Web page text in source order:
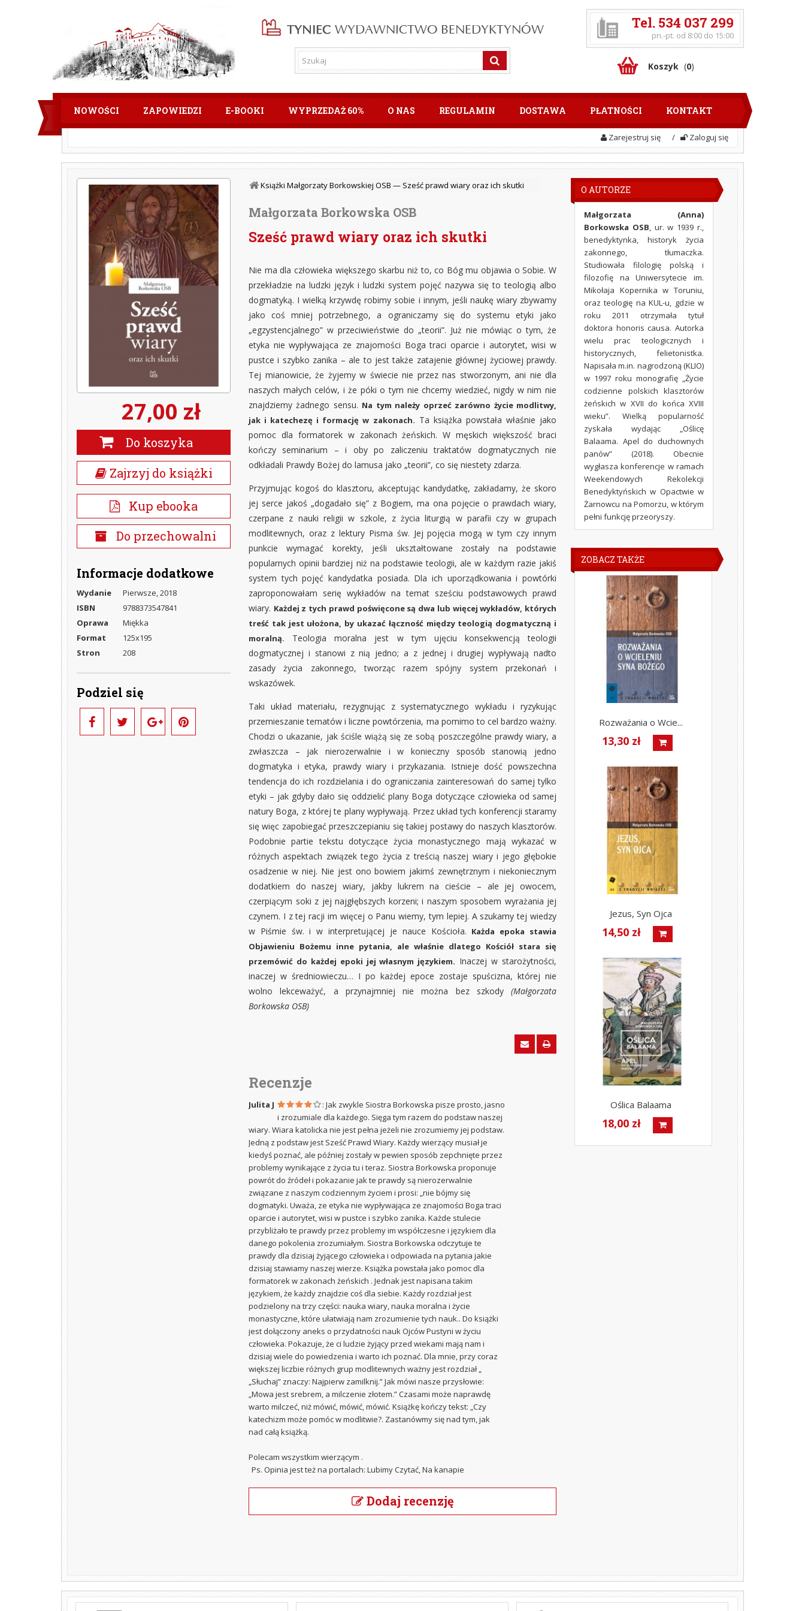
Tel. 534 037 299
pn.-pt. od 8:00 do 15:00
Koszyk (0)
NOWOŚCI ZAPOWIEDZI E-BOOKI WYPRZEDAŻ 60% O NAS REGULAMIN DOSTAWA PŁATNOŚCI KONTAKT
Zarejestruj się / Zaloguj się
27,00 zł
Do koszyka
Zajrzyj do książki
Kup ebooka
Do przechowalni
Informacje dodatkowe
Wydanie
Pierwsze, 2018
ISBN
9788373547841
Oprawa
Miękka
Format
125x195
Stron
208
Podziel się
Książki Małgorzaty Borkowskiej OSB — Sześć prawd wiary oraz ich skutki
Małgorzata Borkowska OSB
Sześć prawd wiary oraz ich skutki
Nie ma dla człowieka większego skarbu niż to, co Bóg mu objawia o Sobie. W
przekładzie na ludzki język i ludzki system pojęć nazywa się to teologią albo
dogmatyką. I wielką krzywdę robimy sobie i innym, jeśli naukę wiary zbywamy
jako coś mniej potrzebnego, a ograniczamy się do systemu etyki jako
„egzystencjalnego” w przeciwieństwie do „teorii”. Już nie mówiąc o tym, że
etyka nie wypływająca ze znajomości Boga traci oparcie i autorytet, wisi w
pustce i szybko zanika – ale to jest także zatajenie głównej życiowej prawdy.
Tej mianowicie, że żyjemy w świecie nie przez nas stworzonym, ani nie dla
naszych małych celów, i że póki o tym nie chcemy wiedzieć, nigdy w nim nie
znajdziemy żadnego sensu. Na tym należy oprzeć zarówno życie modlitwy,
jak i katechezę i formację w zakonach. Ta książka powstała właśnie jako
pomoc dla formatorek w zakonach żeńskich. W męskich większość braci
kończy seminarium – i oby po zaliczeniu traktatów dogmatycznych nie
odkładali Prawdy Bożej do lamusa jako „teorii”, co się niestety zdarza.
Przyjmując kogoś do klasztoru, akceptując kandydatkę, zakładamy, że skoro
jej serce jakoś „dogadało się” z Bogiem, ma ona pojęcie o prawdach wiary,
czerpane z nauki religii w szkole, z życia liturgią w parafii czy w grupach
modlitewnych, oraz z lektury Pisma św. Jej pojęcia mogą w tym czy innym
punkcie wymagać korekty, jeśli ukształtowane zostały na podstawie
popularnych opinii bardziej niż na podstawie teologii, ale w każdym razie jakiś
system tych pojęć kandydatka posiada. Dla ich uporządkowania i powtórki
zaproponowałam serię wykładów na temat sześciu podstawowych prawd
wiary. Każdej z tych prawd poświęcone są dwa lub więcej wykładów, których
treść tak jest ułożona, by ukazać łączność między teologią dogmatyczną i
moralną. Teologia moralna jest w tym ujęciu konsekwencją teologii
dogmatycznej i stanowi z nią jedno; a z jednej i drugiej wypływają nadto
zasady życia zakonnego, tworząc razem spójny system przekonań i
wskazówek.
Taki układ materiału, rezygnując z systematycznego wykładu i ryzykując
przemieszanie tematów i liczne powtórzenia, ma pomimo to cel bardzo ważny.
Chodzi o ukazanie, jak ściśle wiążą się ze sobą poszczególne prawdy wiary, a
zwłaszcza – jak nierozerwalnie i w konieczny sposób stanowią jedno
dogmatyka i etyka, prawdy wiary i przykazania. Istnieje dość powszechna
tendencja do ich rozdzielania i do ograniczania zainteresowań do samej tylko
etyki – jak gdyby dało się oddzielić plany Boga dotyczące człowieka od samej
natury Boga, z której te plany wypływają. Przez układ tych konferencji staramy
się więc zapobiegać przeszczepianiu się takiej postawy do naszych klasztorów.
Podobnie partie tekstu dotyczące życia monastycznego mają wykazać w
różnych aspektach związek tego życia z treścią naszej wiary i jego głębokie
osadzenie w niej. Nie jest ono bowiem jakimś zewnętrznym i niekoniecznym
dodatkiem do naszej wiary, jakby lukrem na cieście – ale jej owocem,
czerpiącym soki z jej najgłębszych korzeni; i naszym sposobem wyrażania jej
czynem. I z tej racji im więcej o Panu wiemy, tym lepiej. A szukamy tej wiedzy
w Piśmie św. i w interpretującej je nauce Kościoła. Każda epoka stawia
Objawieniu Bożemu inne pytania, ale właśnie dlatego Kościół stara się
przemówić do każdej epoki jej własnym językiem. Inaczej w starożytności,
inaczej w średniowieczu… I po każdej epoce zostaje spuścizna, której nie
wolno lekceważyć, a przynajmniej nie można bez szkody (Małgorzata
Borkowska OSB)
Recenzje
Julita J
: Jak zwykle Siostra Borkowska pisze prosto, jasno
i zrozumiale dla każdego. Sięga tym razem do podstaw naszej
wiary. Wiara katolicka nie jest pełna jeżeli nie zrozumiemy jej podstaw.
Jedną z podstaw jest Sześć Prawd Wiary. Każdy wierzący musiał je
kiedyś poznać, ale później zostały w pewien sposób zepchnięte przez
problemy wynikające z życia tu i teraz. Siostra Borkowska proponuje
powrót do źródeł i pokazanie jak te prawdy są nierozerwalnie
związane z naszym codziennym życiem i prosi: „nie bójmy się
dogmatyki. Uważa, ze etyka nie wypływająca ze znajomości Boga traci
oparcie i autorytet, wisi w pustce i szybko zanika. Każde stulecie
przybliżało te prawdy przez problemy im współczesne i językiem dla
danego pokolenia zrozumiałym. Siostra Borkowska odczytuje te
prawdy dla dzisiaj żyjącego człowieka i odpowiada na pytania jakie
dzisiaj stawiamy naszej wierze. Książka powstała jako pomoc dla
formatorek w zakonach żeńskich . Jednak jest napisana takim
językiem, że każdy znajdzie coś dla siebie. Każdy rozdział jest
podzielony na trzy części: nauka wiary, nauka moralna i życie
monastyczne, które ułatwiają nam zrozumienie tych nauk.. Do książki
jest dołączony aneks o przydatności nauk Ojców Pustyni w życiu
człowieka. Pokazuje, że ci ludzie żyjący przed wiekami mają nam i
dzisiaj wiele do powiedzenia i warto ich poznać. Dla mnie, przy coraz
większej liczbie różnych grup modlitewnych ważny jest rozdział „
„Słuchaj” znaczy: Najpierw zamilknij.” Jak mówi nasze przysłowie:
„Mowa jest srebrem, a milczenie złotem.” Czasami może naprawdę
warto milczeć, niż mówić, mówić, mówić. Książkę kończy tekst: „Czy
katechizm może pomóc w modlitwie?. Zastanówmy się nad tym, jak
nad całą książką.
Polecam wszystkim wierzącym .
Ps. Opinia jest też na portalach: Lubimy Czytać, Na kanapie
Dodaj recenzję
O AUTORZE
Małgorzata (Anna)
Borkowska OSB, ur. w 1939 r.,
benedyktynka, historyk życia
zakonnego, tłumaczka.
Studiowała filologię polską i
filozofię na Uniwersytecie im.
Mikołaja Kopernika w Toruniu,
oraz teologię na KUL-u, gdzie w
roku 2011 otrzymała tytuł
doktora honoris causa. Autorka
wielu prac teologicznych i
historycznych, felietonistka.
Napisała m.in. nagrodzoną (KLIO)
w 1997 roku monografię „Życie
codzienne polskich klasztorów
żeńskich w XVII do końca XVIII
wieku”. Wielką popularność
zyskała wydając „Oślicę
Balaama. Apel do duchownych
panów” (2018). Obecnie
wygłasza konferencje w ramach
Weekendowych Rekolekcji
Benedyktyńskich w Opactwie w
Żarnowcu na Pomorzu, w którym
pełni funkcję przeoryszy.
ZOBACZ TAKŻE
Rozważania o Wcie...
13,30 zł
Jezus, Syn Ojca
14,50 zł
Oślica Balaama
18,00 zł